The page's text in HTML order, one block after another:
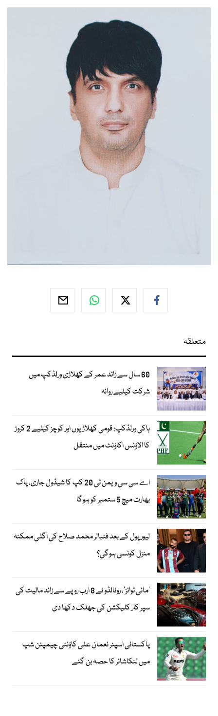
متعلقہ
60 سال سے زائد عمر کے کھلاڑی ورلڈکپ میں
شرکت کیلیے روانہ
ہاکی ورلڈکپ: قومی کھلاڑیوں اور کوچز کیلیے 2 کروڑ
کا الاؤنس اکاؤنٹ میں منتقل
اے سی سی ویمن ٹی 20 کپ کا شیڈول جاری، پاک
بھارت میچ 5 ستمبر کو ہوگا
لیور پول کے بعد فٹبالر محمد صلاح کی اگلی ممکنہ
منزل کونسی ہوگی؟
’مائی ٹوائز‘، رونالڈو نے 8 ارب روپے سے زائد مالیت کی
سپر کار کلیکشن کی جھلک دکھا دی
پاکستانی اسپنر نعمان علی کاؤنٹی چیمپئن شپ
میں لنکاشائر کا حصہ بن گئے